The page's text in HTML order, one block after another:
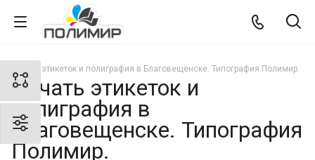
Печать этикеток и полиграфия в Благовещенске. Типография Полимир.
Печать этикеток и
полиграфия в
Благовещенске. Типография
Полимир.